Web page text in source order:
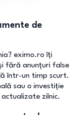
de
eximo.ro îți
fără anunțuri false
într-un timp scurt.
sau o investiție
zilnic.